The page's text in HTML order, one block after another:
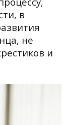
в
не
и